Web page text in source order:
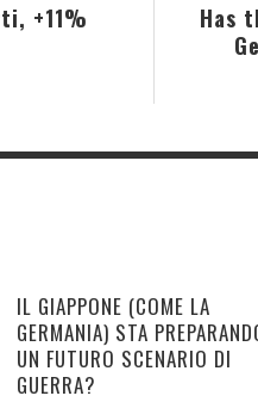
Has
+11%
IL GIAPPONE (COME LA
GERMANIA) STA
UN FUTURO SCENARIO DI
GUERRA?